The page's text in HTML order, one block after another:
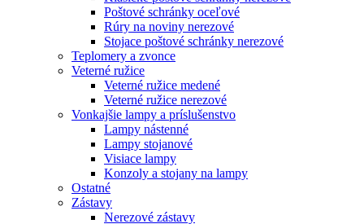
Poštové schránky oceľové
Rúry na noviny nerezové
Stojace poštové schránky nerezové
Teplomery a zvonce
Veterné ružice
Veterné ružice medené
Veterné ružice nerezové
Vonkajšie lampy a príslušenstvo
Lampy nástenné
Lampy stojanové
Visiace lampy
Konzoly a stojany na lampy
Ostatné
Zástavy
Nerezové zástavy